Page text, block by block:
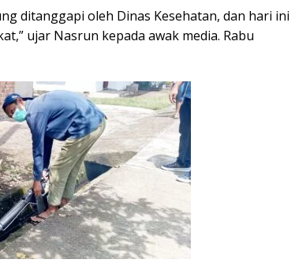
ditanggapi oleh Dinas Kesehatan, dan hari ini
ujar Nasrun kepada awak media. Rabu